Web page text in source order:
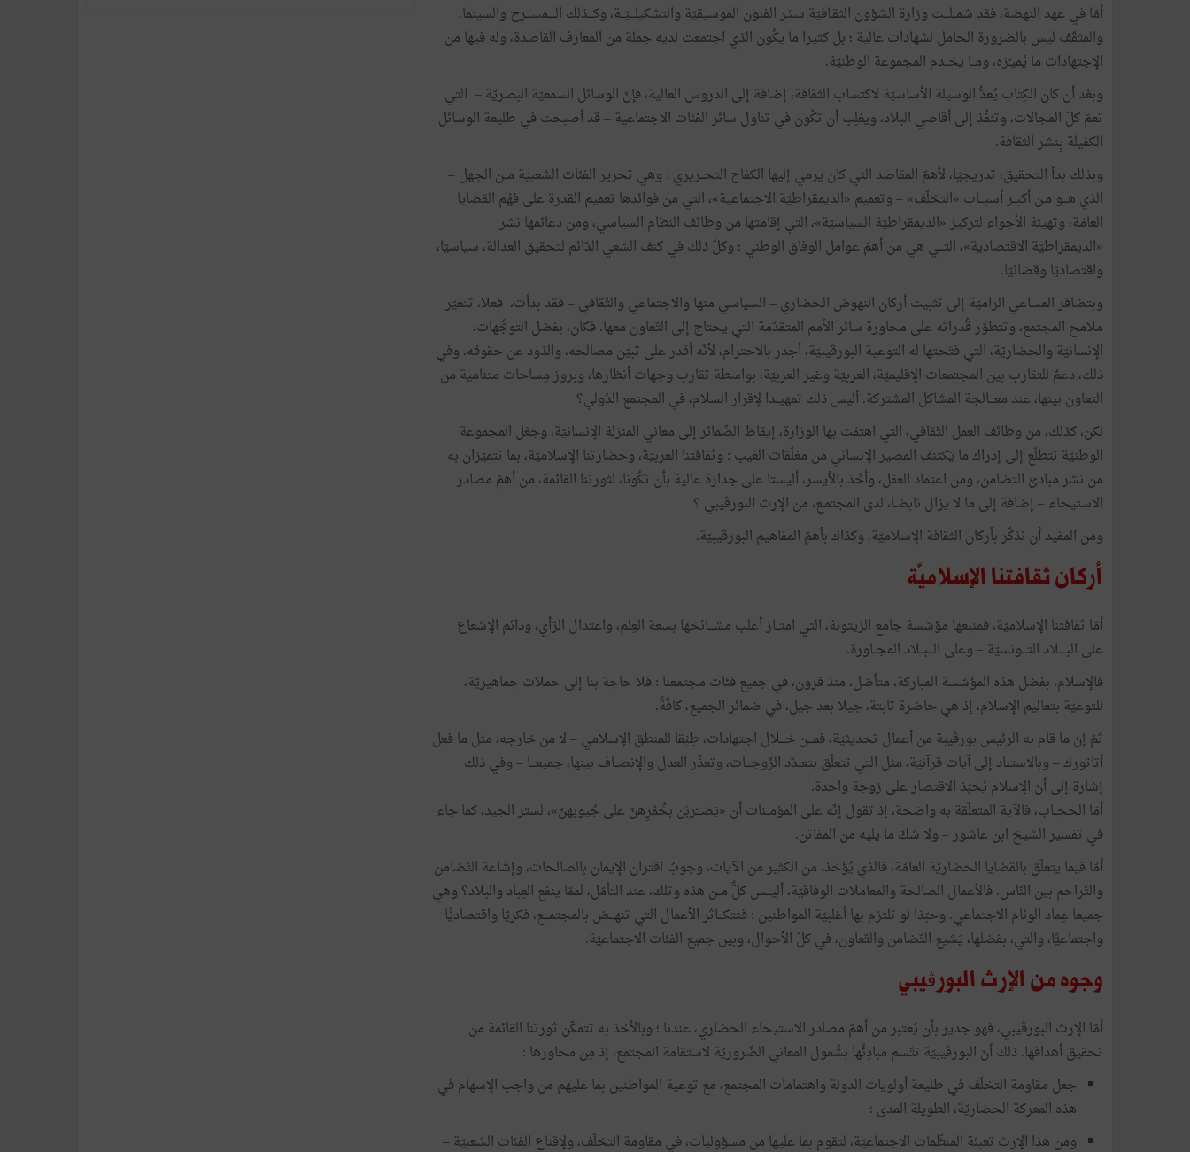
أمّا في عهد النهضة، فقد شمــلـــت وزارة الشؤون الثقـافيّة سـئـر الفنون الموسيقيّة والتشكيلـــيّــة، وكـــذلك الــــمســـرح والسينما.
والمثقّف ليس بالضرورة الحامل لشهادات عالية ؛ بل كثيرا ما يكُون الذي اجتمعت لديه جملة من المعارف القاصدة، وله فيها من
الإجتهادات ما يُميـّزه، ومــا يخــدم المجموعة الوطنيّة.
وبعْد أن كان الكِتاب يُعدُّ الوسيلة الأساسيّة لاكتساب الثقافة، إضافة إلى الدروس العالية، فإنّ الوسائل السمعيّة البصريّة – التي
تعمّ كلّ المجالات، وتنفُذ إلى أقاصي البلاد، ويغلِب أن تكُون في تناول سائر الفئات الاجتماعية – قد أصبحت في طليعة الوسائل
الكفيلة بِنشر الثقافة.
وبذلك بدأ التحقيق، تدريجيّا، لأهمّ المقاصد التي كان يرمي إليها الكفاح التحــريري : وهي تحرير الفئات الشعبيّة مــن الجهل –
الذي هـــو مـن أكبــر أسبـــاب «التخلّف» – وتعميم «الديمقراطيّة الاجتماعية»، التي من فوائدها تعميم القدرة على فهْم القضايا
العامّة، وتهيئة الأجواء لتركيز «الديمقراطيّة السياسيّة»، التي إقامتها من وظائف النظام السياسي، ومن دعائمها نشر
«الديمقراطيّة الاقتصادية»، التـــي هي من أهمّ عوامل الوفاق الوطني ؛ وكلّ ذلك في كنف السّعي الدّائم لتحقيق العدالة، سياسيّا،
واقتصاديّا وقضائيّا.
وبتضافر المساعي الراميّة إلى تثبيت أركان النهوض الحضاري – السياسي منها والاجتماعي والثّقافي – فقد بدأت، فعلا، تتغيّر
ملامح المجتمع، وتتطوّر قُدراته على محاورة سائر الأمم المتقدّمة التي يحتاج إلى التّعاون معها. فكان، بفضل التوجُّهات،
الإنسانيّة والحضاريّة، التي فتَحتها له التوعية البورڨيبيّة، أجدر بالاحترام، لأنّه أقدر على تبيّن مصالحه، والذود عن حقوقه. وفي
ذلك، دعمٌ للتقارب بين المجتمعات الإقليميّة، العربيّة وغير العربيّة، بواسطة تقارب وجهات أنظارها، وبروز مِساحات متنامية من
التعاون بينها، عند معـــالجة المشاكل المشتركة. أليس ذلك تمهيــدا لإقرار السلام، في المجتمع الدُولي؟
لكن، كذلك، من وظائف العمل الثّقافي، التي اهتمّت بها الوزارة، إيقاظ الضّمائر إلى معاني المنزلة الإنسانيّة، وجعْل المجموعة
الوطنيّة تتطلّع إلى إدراك ما يَكتنف المصير الإنساني من مغلّقات الغيب : وثقافتنا العربيّة، وحضارتنا الإسلاميّة، بما تتميّزان به
من نشر مبادئ التضامن، ومن اعتماد العقل، وأخْذ بالأيسر، أليستا على جدارة عالية بأن تكُونا، لثورتنا القائمة، من أهمّ مصادر
الاستيحاء – إضافة إلى ما لا يزال نابضـا، لدى المجتمـع، من الإرث البورڨيبي ؟
ومن المفيد أن نذكِّر بأركان الثقافة الإسلاميّة، وكذاك بأهمّ المفاهيم البورڨيبيّة.
أركان ثقافتنا الإسلاميّة
أمّا ثقافتنا الإسلاميّة، فمنبعها مؤسّسة جامع الزيتونة، التي امتــاز أغلب مشـــائخها بسعة العِلم، واعتدال الرّأي، ودائم الإشعاع
على البــــلاد التـــونسيّة – وعلى الـــبــلاد المجــاورة.
فالإسلام، بفضل هذه المؤسّسة المباركة، متأصّل، منذ قرون، في جميع فئات مجتمعنا : فلا حاجة بنا إلى حملات جماهيريّة،
للتوعيّة بتعاليم الإسلام، إذ هي حاضرة ثابتة، جيلا بعد جيل، في ضمائر الجميع، كافّةً.
ثمّ إنّ ما قام به الرئيس بورڨيبة من أعمال تحديثيّة، فمـــن خـــلال اجتهادات، طِبْقا للمنطق الإسلامي – لا من خارجه، مثل ما فعل
أتاتورك – وبالاستناد إلى آيات قرآنيّة، مثل التي تتعلّق بتعــدّد الزّوجـــات، وتعذّر العدل والإنصــاف بينها، جميعـــا – وفي ذلك
إشارة إلى أنّ الإسلام يُحبّذ الاقتصار على زوجة واحدة.
أمّا الحجــاب، فالآية المتعلّقة به واضحة، إذ تقول إنّه على المؤمــنات أن «يَضـــْربْن بخُمُرِهنّ على جُيوبهنّ»، لستر الجيد، كما جاء
في تفسير الشيخ ابن عاشور – ولا شكّ ما يليه من المفاتن.
أمّا فيما يتعلّق بالقضايا الحضاريّة العامّة، فالذي يُؤخذ، من الكثير من الآيات، وجوبُ اقتران الإيمان بالصالحات، وإشاعة التّضامن
والتّراحم بين النّاس. فالأعمال الصالحة والمعاملات الوفاقيّة، أليـــس كلٌّ مــن هذه وتلك، عند التأمّل، لَممّا ينفع العِباد والبلاد؟ وهي
جميعا عِماد الوئام الاجتماعي. وحبّذا لو تلتزم بها أغلبيّة المواطنين : فتتكـــاثر الأعمال التي تنهـــض بالمجتمـــع، فكريّا واقتصاديًّا
واجتماعيًّا، والتي، بفضلها، يَشيع التّضامن والتّعاون، في كلّ الأحوال، وبين جميع الفئات الاجتماعيّة.
وجوه من الإرث البورڨيبي
أمّا الإرث البورڨيبي، فهو جدير بأن يُعتبر من أهمّ مصادر الاستيحاء الحضاري، عندنا ؛ وبالأخذ به تتمكّن ثورتنا القائمة من
تحقيق أهدافها. ذلك أنّ البورڨيبيّة تتّسم مبادِئُها بشُمول المعاني الضّروريّة لاستقامة المجتمع، إذ مِن محاورها :
جعل مقاومة التخلّف في طليعة أولويات الدولة واهتمامات المجتمع، مع توعية المواطنين بما عليهم من واجب الإسهام في
هذه المعركة الحضاريّة، الطويلة المدى ؛
ومن هذا الإرث تعبئة المنظّمات الاجتماعيّة، لتقوم بما عليها من مسؤوليات، في مقاومة التخلّف، ولإقناع الفئات الشعبيّة –